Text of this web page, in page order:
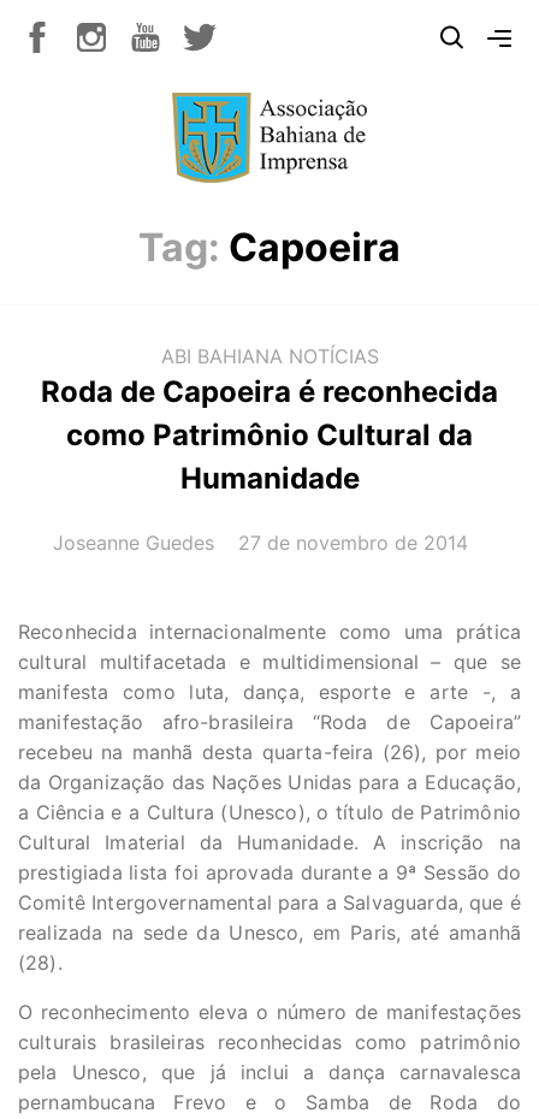
Tag: Capoeira
ABI BAHIANA NOTÍCIAS
Roda de Capoeira é reconhecida
como Patrimônio Cultural da
Humanidade
AUTOR(A):
Joseanne Guedes DATA:
27 de novembro de 2014
Reconhecida internacionalmente como uma prática
cultural multifacetada e multidimensional – que se
manifesta como luta, dança, esporte e arte -, a
manifestação afro-brasileira “Roda de Capoeira”
recebeu na manhã desta quarta-feira (26), por meio
da Organização das Nações Unidas para a Educação,
a Ciência e a Cultura (Unesco), o título de Patrimônio
Cultural Imaterial da Humanidade. A inscrição na
prestigiada lista foi aprovada durante a 9ª Sessão do
Comitê Intergovernamental para a Salvaguarda, que é
realizada na sede da Unesco, em Paris, até amanhã
(28).
O reconhecimento eleva o número de manifestações
culturais brasileiras reconhecidas como patrimônio
pela Unesco, que já inclui a dança carnavalesca
pernambucana Frevo e o Samba de Roda do